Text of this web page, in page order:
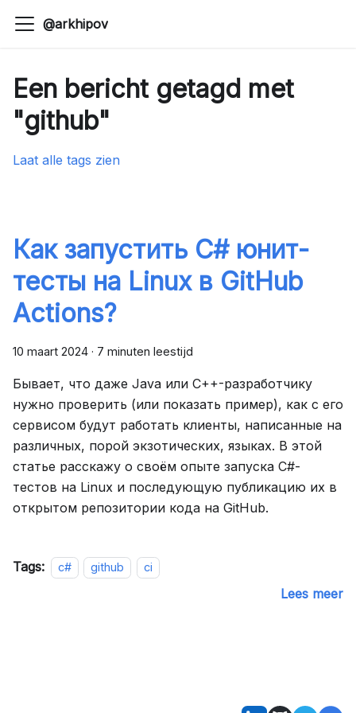
@arkhipov
Een bericht getagd met
"github"
Laat alle tags zien
Как запустить C# юнит-
тесты на Linux в GitHub
Actions?
10 maart 2024 · 7 minuten leestijd
Бывает, что даже Java или C++-разработчику
нужно проверить (или показать пример), как с его
сервисом будут работать клиенты, написанные на
различных, порой экзотических, языках. В этой
статье расскажу о своём опыте запуска C#-
тестов на Linux и последующую публикацию их в
открытом репозитории кода на GitHub.
Tags: c# github ci
Lees meer